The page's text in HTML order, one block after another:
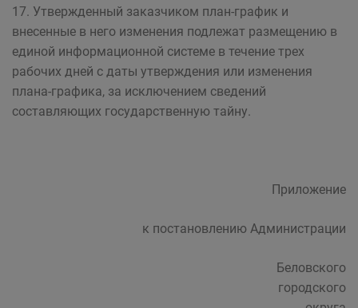
17. Утвержденный заказчиком план-график и
внесенные в него изменения подлежат размещению в
единой информационной системе в течение трех
рабочих дней с даты утверждения или изменения
плана-графика, за исключением сведений
составляющих государственную тайну.
Приложение
к постановлению Администрации
Беловского
городского